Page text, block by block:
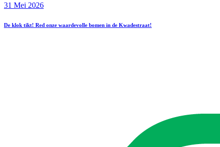
31 Mei 2026
De klok tikt! Red onze waardevolle bomen in de Kwadestraat!